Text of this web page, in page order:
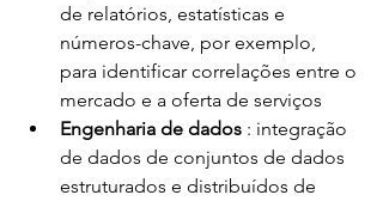
de relatórios, estatísticas e
números-chave, por exemplo,
para identificar correlações entre o
mercado e a oferta de serviços
Engenharia de dados : integração
de dados de conjuntos de dados
estruturados e distribuídos de